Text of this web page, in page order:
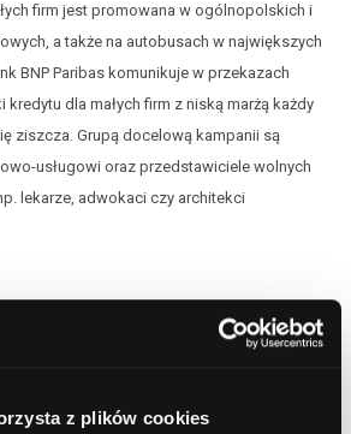
z plików cookies
firm jest promowana w ogólnopolskich i
a także na autobusach w największych
BNP Paribas komunikuje w przekazach
kredytu dla małych firm z niską marżą każdy
ziszcza. Grupą docelową kampanii są
usługowi oraz przedstawiciele wolnych
lekarze, adwokaci czy architekci